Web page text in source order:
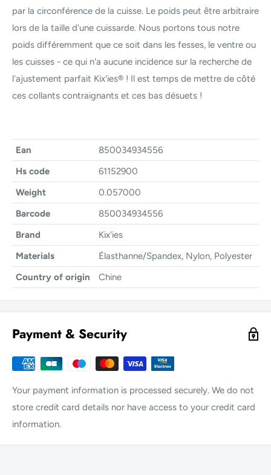
par la circonférence de la cuisse. Le poids peut être arbitraire
lors de la taille d'une cuissarde. Nous portons tous notre
poids différemment que ce soit dans les fesses, le ventre ou
les cuisses - ce qui n'a aucune incidence sur la recherche de
l'ajustement parfait Kix'ies® ! Il est temps de mettre de côté
ces collants contraignants et ces bas désuets !
Ean
850034934556
Hs code
61152900
Weight
0.057000
Barcode
850034934556
Brand
Kix'ies
Materials
Élasthanne/Spandex, Nylon, Polyester
Country of origin
Chine
Payment & Security
Your payment information is processed securely. We do not
store credit card details nor have access to your credit card
information.